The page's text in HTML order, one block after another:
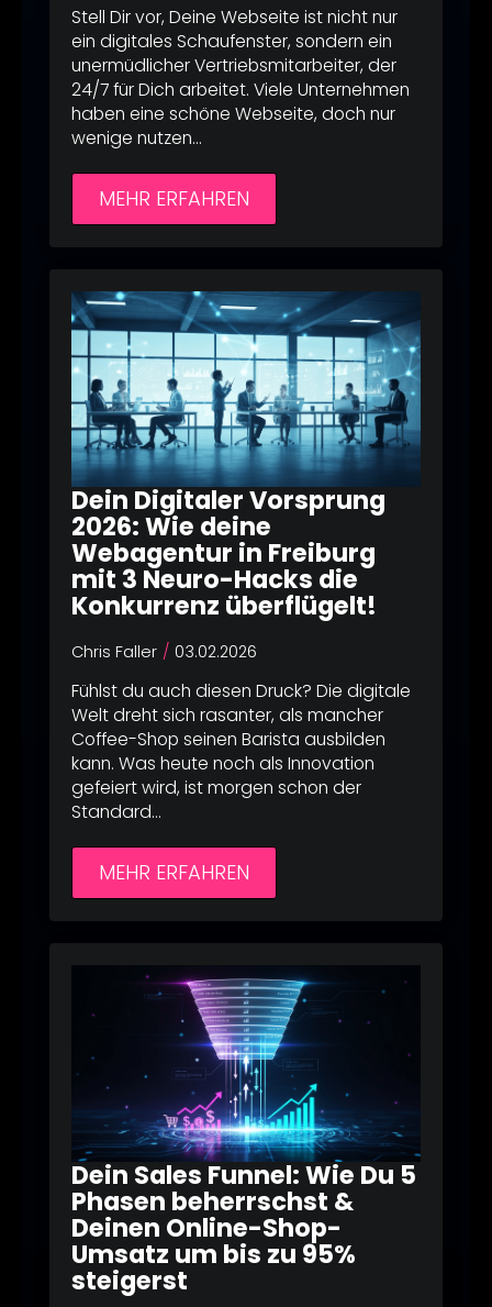
Stell Dir vor, Deine Webseite ist nicht nur
ein digitales Schaufenster, sondern ein
unermüdlicher Vertriebsmitarbeiter, der
24/7 für Dich arbeitet. Viele Unternehmen
haben eine schöne Webseite, doch nur
wenige nutzen…
MEHR ERFAHREN
Dein Digitaler Vorsprung
2026: Wie deine
Webagentur in Freiburg
mit 3 Neuro-Hacks die
Konkurrenz überflügelt!
Chris Faller 03.02.2026
Fühlst du auch diesen Druck? Die digitale
Welt dreht sich rasanter, als mancher
Coffee-Shop seinen Barista ausbilden
kann. Was heute noch als Innovation
gefeiert wird, ist morgen schon der
Standard…
MEHR ERFAHREN
Dein Sales Funnel: Wie Du 5
Phasen beherrschst &
Deinen Online-Shop-
Umsatz um bis zu 95%
steigerst